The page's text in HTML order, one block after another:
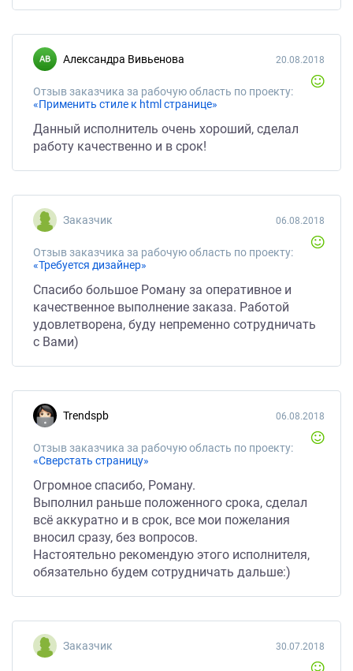
Александра Вивьенова
Отзыв заказчика за рабочую область по проекту:
«Применить стиле к html странице»
20.08.2018
Данный исполнитель очень хороший, сделал
работу качественно и в срок!
Заказчик
Отзыв заказчика за рабочую область по проекту:
«Требуется дизайнер»
06.08.2018
Спасибо большое Роману за оперативное и
качественное выполнение заказа. Работой
удовлетворена, буду непременно сотрудничать
с Вами)
Trendspb
Отзыв заказчика за рабочую область по проекту:
«Сверстать страницу»
06.08.2018
Огромное спасибо, Роману.
Выполнил раньше положенного срока, сделал
всё аккуратно и в срок, все мои пожелания
вносил сразу, без вопросов.
Настоятельно рекомендую этого исполнителя,
обязательно будем сотрудничать дальше:)
Заказчик 30.07.2018